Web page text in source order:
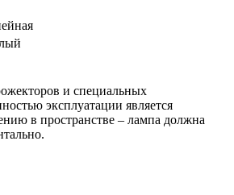
и специальных
эксплуатации является
в пространстве – лампа должна